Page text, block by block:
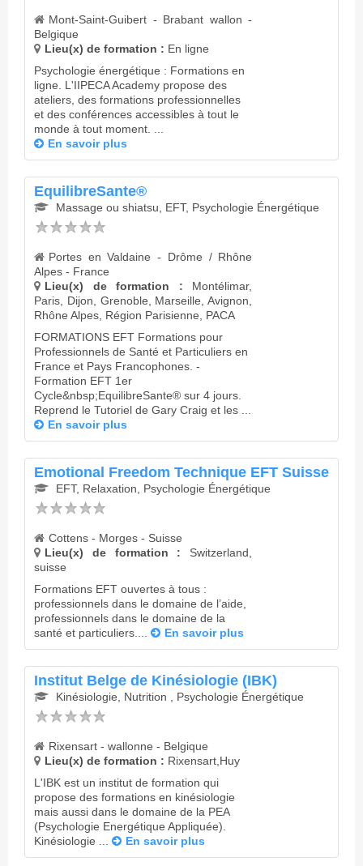
Mont-Saint-Guibert - Brabant wallon -
Belgique
Lieu(x) de formation : En ligne
Psychologie énergétique : Formations en
ligne. L'IIPECA Academy propose des
ateliers, des formations professionnelles
et des conférences accessibles à tout le
monde à tout moment. ...
En savoir plus
EquilibreSante®
Massage ou shiatsu, EFT, Psychologie Énergétique
Portes en Valdaine - Drôme / Rhône
Alpes - France
Lieu(x) de formation : Montélimar,
Paris, Dijon, Grenoble, Marseille, Avignon,
Rhône Alpes, Région Parisienne, PACA
FORMATIONS EFT Formations pour
Professionnels de Santé et Particuliers en
France et Pays Francophones. -
Formation EFT 1er
Cycle&nbsp;EquilibreSante® sur 4 jours.
Reprend le Tutoriel de Gary Craig et les ...
En savoir plus
Emotional Freedom Technique EFT Suisse
EFT, Relaxation, Psychologie Énergétique
Cottens - Morges - Suisse
Lieu(x) de formation : Switzerland,
suisse
Formations EFT ouvertes à tous :
professionnels dans le domaine de l’aide,
professionnels dans le domaine de la
santé et particuliers....
En savoir plus
Institut Belge de Kinésiologie (IBK)
Kinésiologie, Nutrition , Psychologie Énergétique
Rixensart - wallonne - Belgique
Lieu(x) de formation : Rixensart,Huy
L'IBK est un institut de formation qui
propose des formations en kinésiologie
mais aussi dans le domaine de la PEA
(Psychologie Energétique Appliquée).
Kinésiologie ...
En savoir plus